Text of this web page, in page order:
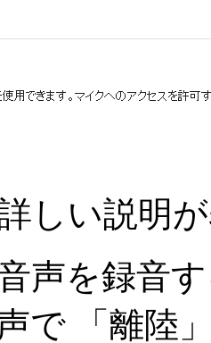
しい説明
声を録音
で 「離陸